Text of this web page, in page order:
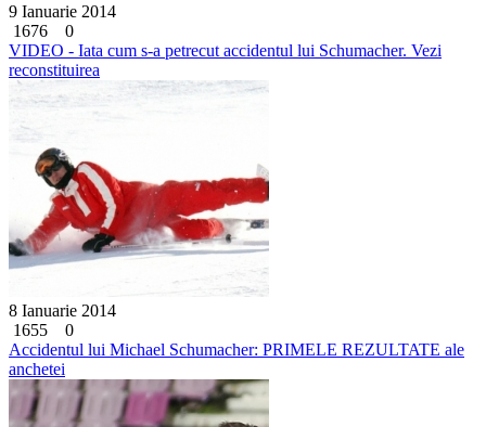
9 Ianuarie 2014
1676
0
VIDEO - Iata cum s-a petrecut accidentul lui Schumacher. Vezi
reconstituirea
8 Ianuarie 2014
1655
0
Accidentul lui Michael Schumacher: PRIMELE REZULTATE ale
anchetei